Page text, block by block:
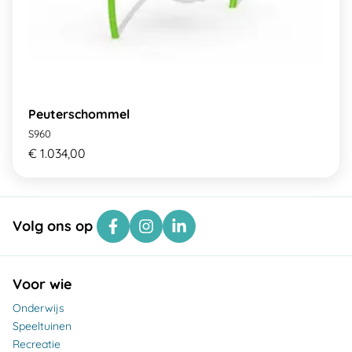
Peuterschommel
S960
€ 1.034,00
Volg ons op
Voor wie
Onderwijs
Speeltuinen
Recreatie